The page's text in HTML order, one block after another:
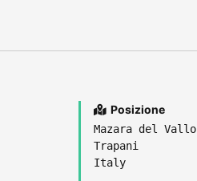
Posizione
Mazara del Vallo
Trapani
Italy